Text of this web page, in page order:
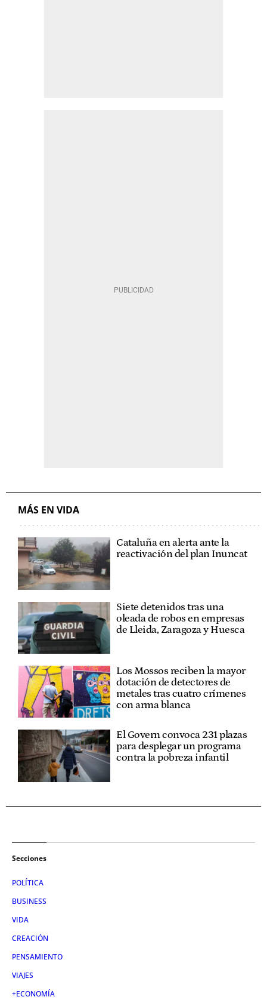
MÁS EN VIDA
Cataluña en alerta ante la
reactivación del plan Inuncat
Siete detenidos tras una
oleada de robos en empresas
de Lleida, Zaragoza y Huesca
Los Mossos reciben la mayor
dotación de detectores de
metales tras cuatro crímenes
con arma blanca
El Govern convoca 231 plazas
para desplegar un programa
contra la pobreza infantil
Secciones
POLÍTICA
BUSINESS
VIDA
CREACIÓN
PENSAMIENTO
VIAJES
+ECONOMÍA